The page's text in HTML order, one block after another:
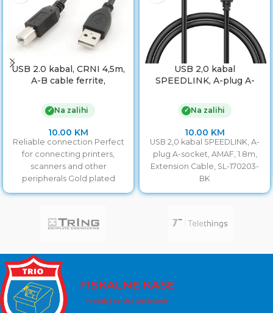
USB 2.0 kabal, CRNI 4,5m,
A-B cable ferrite,
AMBM-15
✓ Na zalihi
10.00 KM
Reliable connection Perfect
for connecting printers,
scanners and other
peripherals Gold plated
contacts
USB 2,0 kabal
SPEEDLINK, A-plug A-
Extension Cable, SL-
170203-BK
✓ Na zalihi
10.00 KM
USB 2,0 kabal SPEEDLINK, A-
plug A-socket, AMAF, 1.8m,
Extension Cable, SL-170203-
BK